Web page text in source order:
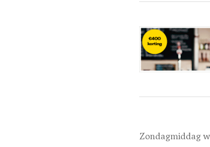
Zondagmiddag